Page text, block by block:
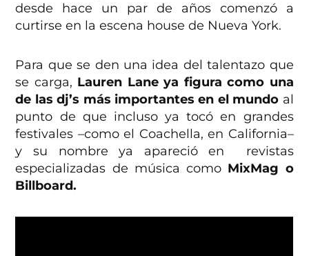
desde hace un par de años comenzó a
curtirse en la escena house de Nueva York.
Para que se den una idea del talentazo que
se carga, Lauren Lane ya figura como una
de las dj’s más importantes en el mundo al
punto de que incluso ya tocó en grandes
festivales –como el Coachella, en California–
y su nombre ya apareció en revistas
especializadas de música como MixMag o
Billboard.